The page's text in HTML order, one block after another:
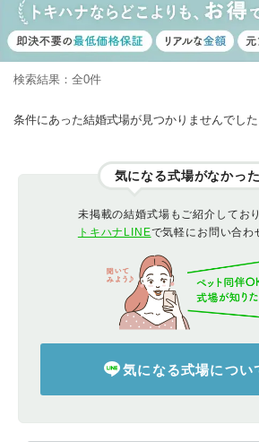
検索結果：全0件
条件にあった結婚式場が見つかりませんでした
気になる式場がなかっ
未掲載の結婚式場もご紹介してお
トキハナLINEで気軽にお問い合わ
気になる式場につい